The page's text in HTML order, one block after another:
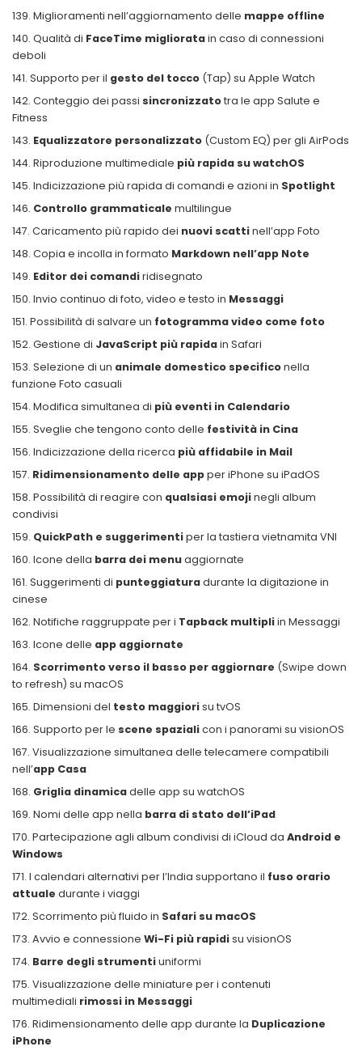
Miglioramenti nell’aggiornamento delle mappe offline
Qualità di FaceTime miglioratain caso di connessioni
deboli
Supporto per il gesto del tocco (Tap) su Apple Watch
Conteggio dei passi sincronizzatotra le app Salute e
Fitness
Equalizzatore personalizzato (Custom EQ) per gli AirPods
Riproduzione multimediale più rapida su watchOS
Indicizzazione più rapida di comandi e azioni in Spotlight
Controllo grammaticale multilingue
Caricamento più rapido dei nuovi scattinell’app Foto
Copia e incolla in formato Markdown nell’app Note
Editor dei comandiridisegnato
Invio continuo di foto, video e testo in Messaggi
Possibilità di salvare un fotogramma video come foto
Gestione di JavaScript più rapidain Safari
Selezione di un animale domestico specificonella
funzione Foto casuali
Modifica simultanea di più eventi in Calendario
Sveglie che tengono conto delle festività in Cina
Indicizzazione della ricerca più affidabile in Mail
Ridimensionamento delle appper iPhone su iPadOS
Possibilità di reagire con qualsiasi emojinegli album
condivisi
QuickPath e suggerimentiper la tastiera vietnamita VNI
Icone della barra dei menuaggiornate
Suggerimenti di punteggiaturadurante la digitazione in
cinese
Notifiche raggruppate per i Tapback multipliin Messaggi
Icone delle app aggiornate
Scorrimento verso il basso per aggiornare (Swipe down
to refresh) su macOS
Dimensioni del testo maggiorisu tvOS
Supporto per le scene spazialicon i panorami su visionOS
Visualizzazione simultanea delle telecamere compatibili
nell’app Casa
Griglia dinamicadelle app su watchOS
Nomi delle app nella barra di stato dell’iPad
Partecipazione agli album condivisi di iCloud da Android e
Windows
I calendari alternativi per l’India supportano il fuso orario
attuale durante i viaggi
Scorrimento più fluido in Safari su macOS
Avvio e connessione Wi-Fi più rapidisu visionOS
Barre degli strumentiuniformi
Visualizzazione delle miniature per i contenuti
multimediali rimossi in Messaggi
Ridimensionamento delle app durante la Duplicazione
iPhone